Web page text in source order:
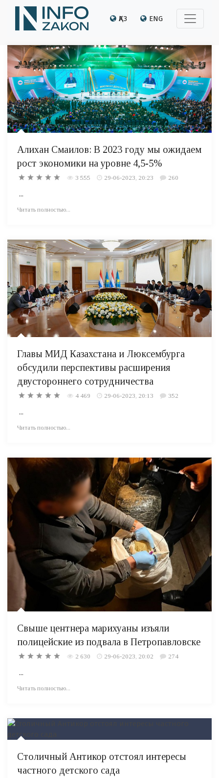
ҚАЗ ENG
Алихан Смаилов: В 2023 году мы ожидаем
рост экономики на уровне 4,5-5%
3 555 29-06-2023, 20:23 260
...
Читать полностью...
Главы МИД Казахстана и Люксембурга
обсудили перспективы расширения
двустороннего сотрудничества
4 469 29-06-2023, 20:13 352
...
Читать полностью...
Свыше центнера марихуаны изъяли
полицейские из подвала в Петропавловске
2 630 29-06-2023, 20:02 274
...
Читать полностью...
Столичный Антикор отстоял интересы
частного детского сада